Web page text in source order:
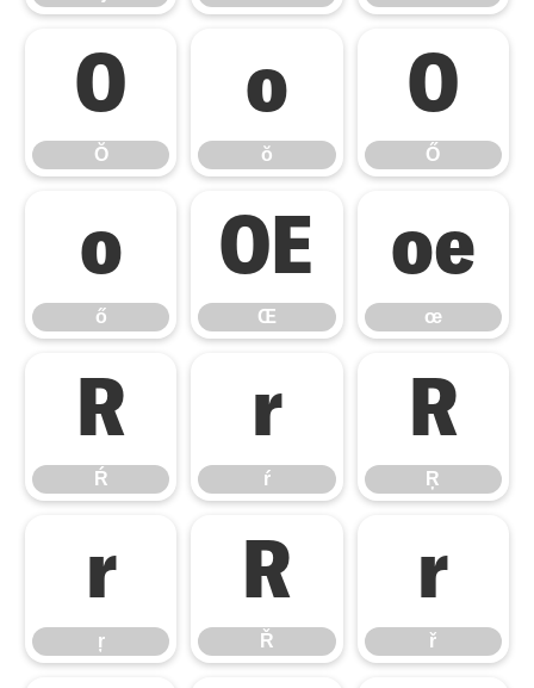
Ŏ
Ŏ
ŏ
ŏ
Ő
Ő
ő
ő
Œ
Œ
œ
œ
Ŕ
Ŕ
ŕ
ŕ
Ŗ
Ŗ
ŗ
ŗ
Ř
Ř
ř
ř